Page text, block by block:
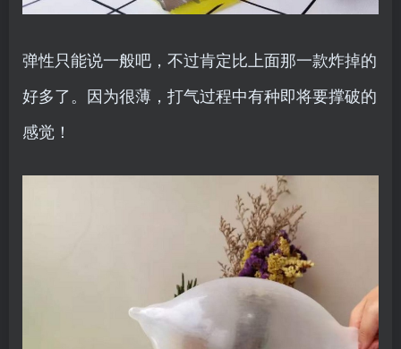
弹性只能说一般吧，不过肯定比上面那一款炸掉的
好多了。因为很薄，打气过程中有种即将要撑破的
感觉！